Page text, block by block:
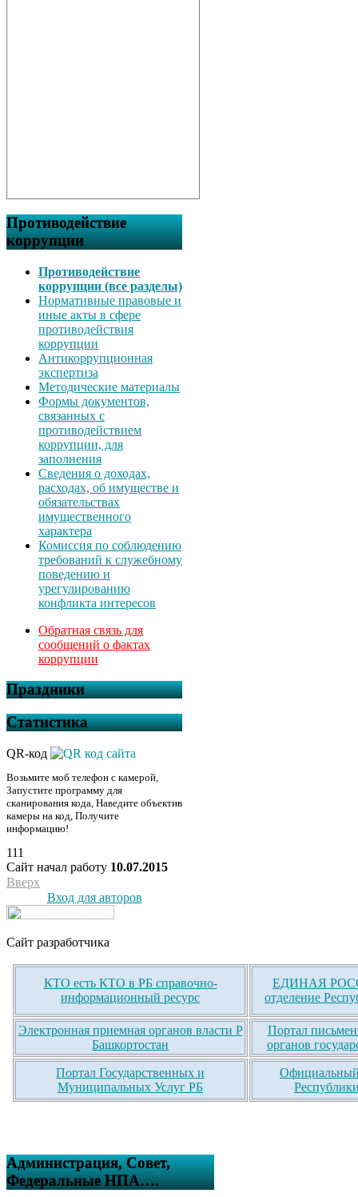
Противодействие
коррупции
Противодействие
коррупции (все разделы)
Нормативные правовые и
иные акты в сфере
противодействия
коррупции
Антикоррупционная
экспертиза
Методические материалы
Формы документов,
связанных с
противодействием
коррупции, для
заполнения
Сведения о доходах,
расходах, об имуществе и
обязательствах
имущественного
характера
Комиссия по соблюдению
требований к служебному
поведению и
урегулированию
конфликта интересов
Обратная связь для
сообщений о фактах
коррупции
Праздники
Статистика
QR-код
Возьмите моб телефон с камерой,
Запустите программу для
сканирования кода, Наведите объектив
камеры на код, Получите
информацию!
111
Сайт начал работу 10.07.2015
Вверх
Вход для авторов
Сайт разработчика
КТО есть КТО в РБ справочно-
информационный ресурс
ЕДИНАЯ
отделение
Электронная приемная органов власти Р
Башкортостан
Портал
органов
Портал Государственных и
Муниципальных Услуг РБ
Официальный
Администрация, Совет,
Федеральные НПА….